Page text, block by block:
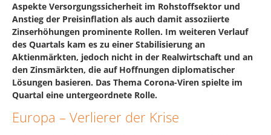
Aspekte Versorgungssicherheit im Rohstoffsektor und
Anstieg der Preisinflation als auch damit assoziierte
Zinserhöhungen prominente Rollen. Im weiteren Verlauf
des Quartals kam es zu einer Stabilisierung an
Aktienmärkten, jedoch nicht in der Realwirtschaft und an
den Zinsmärkten, die auf Hoffnungen diplomatischer
Lösungen basieren. Das Thema Corona-Viren spielte im
Quartal eine untergeordnete Rolle.
Europa – Verlierer der Krise